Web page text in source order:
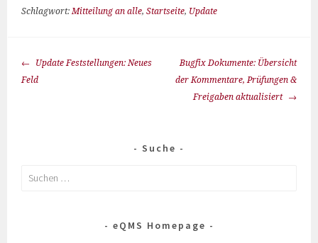
Schlagwort:Mitteilung an alle,Startseite, Update
Update Feststellungen: Neues
Feld
Bugfix Dokumente: Übersicht
der Kommentare, Prüfungen &
Freigaben aktualisiert
Suche
eQMS Homepage